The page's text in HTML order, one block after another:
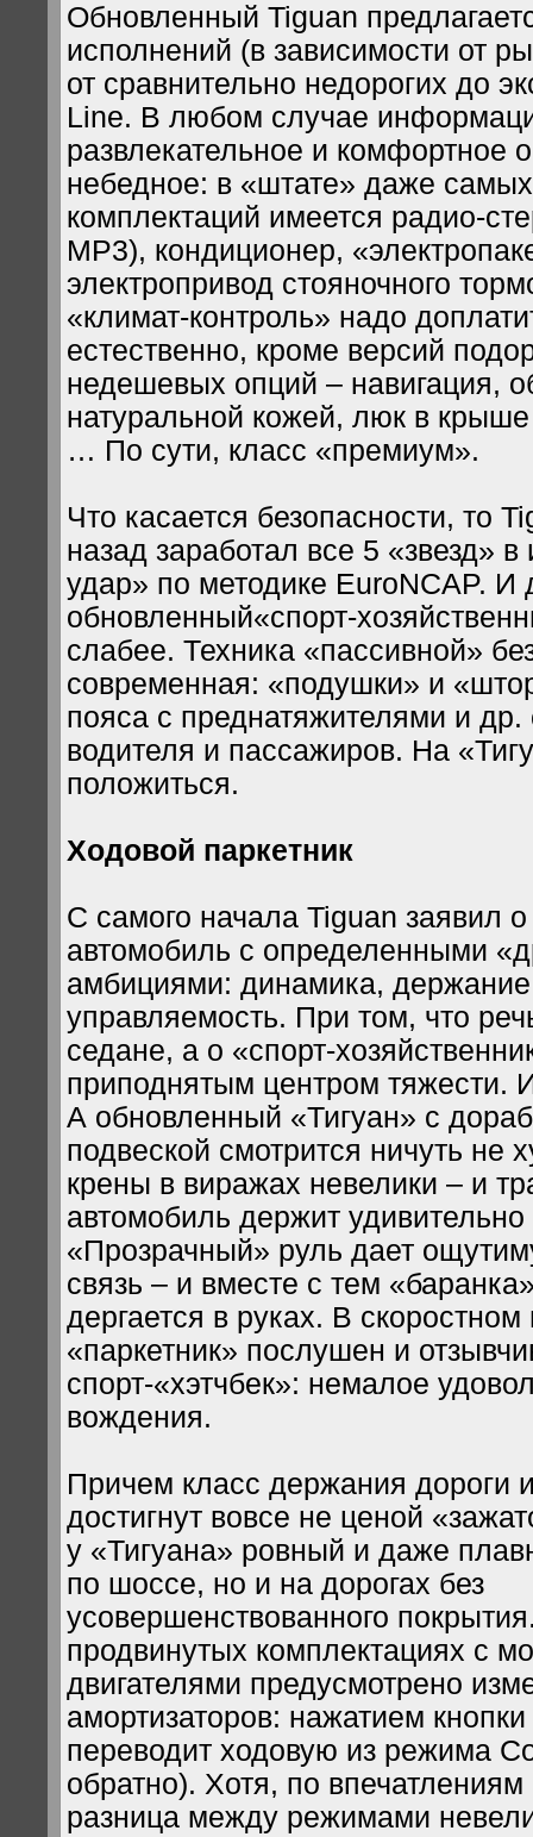
Обновленный Tiguan
исполнений (в зависимости от
от сравнительно недорогих до
Line. В любом случае
развлекательное и комфортное
небедное: в «штате» даже
комплектаций имеется радио-
MP3), кондиционер,
электропривод стояночного
«климат-контроль» надо
естественно, кроме версий
недешевых опций – навигация,
натуральной кожей, люк в крыше
… По сути, класс «премиум».
Что касается безопасности, то
назад заработал все 5 «звезд»
удар» по методике EuroNCAP. И
обновленный«спорт-
слабее. Техника «пассивной»
современная: «подушки» и
пояса с преднатяжителями и
водителя и пассажиров. На
положиться.
Ходовой паркетник
С самого начала Tiguan заявил о
автомобиль с определенными
амбициями: динамика, держание
управляемость. При том, что
седане, а о «спорт-
приподнятым центром
А обновленный «Тигуан» с
подвеской смотрится ничуть не
крены в виражах невелики – и
автомобиль держит удивительно
«Прозрачный» руль дает
связь – и вместе с тем
дергается в руках. В
«паркетник» послушен и
спорт-«хэтчбек»: немалое
вождения.
Причем класс держания дороги
достигнут вовсе не ценой
у «Тигуана» ровный и даже
по шоссе, но и на дорогах без
усовершенствованного
продвинутых комплектациях с
двигателями предусмотрено
амортизаторов: нажатием
переводит ходовую из режима
обратно). Хотя, по впечатлениям
разница между режимами